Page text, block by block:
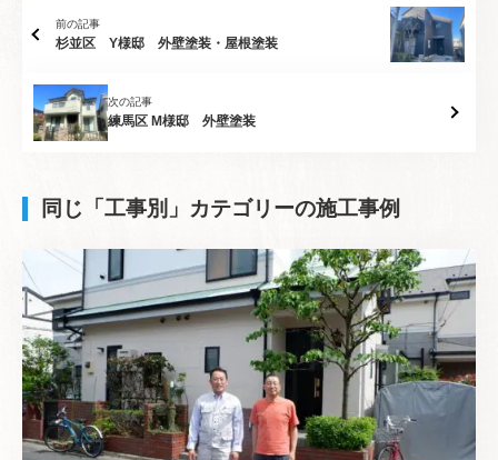
前の記事
杉並区 Y様邸 外壁塗装・屋根塗装
次の記事
練馬区 M様邸 外壁塗装
同じ「工事別」カテゴリーの施工事例